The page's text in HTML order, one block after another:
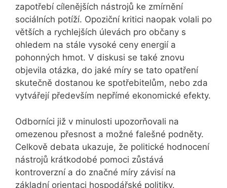
zapotřebí cílenějších nástrojů ke zmírnění
sociálních potíží. Opoziční kritici naopak volali po
větších a rychlejších úlevách pro občany s
ohledem na stále vysoké ceny energií a
pohonných hmot. V diskusi se také znovu
objevila otázka, do jaké míry se tato opatření
skutečně dostanou ke spotřebitelům, nebo zda
vytvářejí především nepřímé ekonomické efekty.
Odborníci již v minulosti upozorňovali na
omezenou přesnost a možné falešné podněty.
Celkově debata ukazuje, že politické hodnocení
nástrojů krátkodobé pomoci zůstává
kontroverzní a do značné míry závisí na
základní orientaci hospodářské politiky.